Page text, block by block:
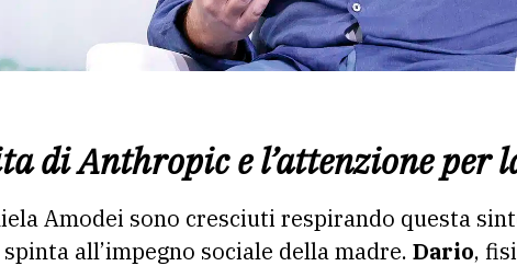
di Anthropic e l’attenzione per
Amodei sono cresciuti respirando questa
all’impegno sociale della madre. Dario,